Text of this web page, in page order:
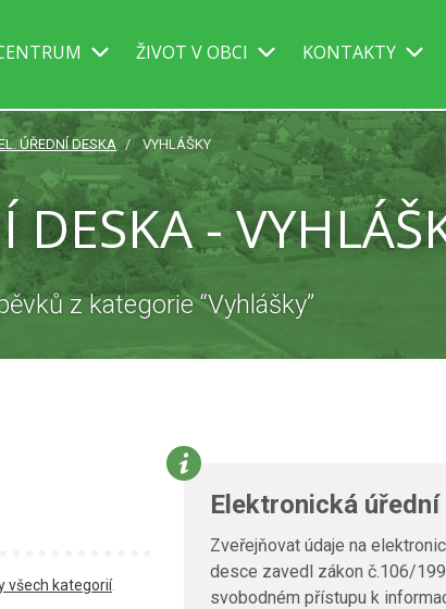
ŽIVOT V OBCI KONTAKTY
ÚŘEDNÍ DESKA VYHLÁŠKY
-
z kategorie “Vyhlášky”
všech kategorií.
Elektronická úřední
Zveřejňovat údaje na
desce zavedl zákon č.106/
svobodném přístupu k